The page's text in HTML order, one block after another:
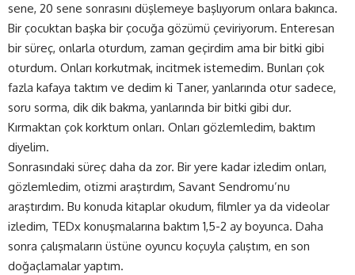
sene, 20 sene sonrasını düşlemeye başlıyorum onlara bakınca.
Bir çocuktan başka bir çocuğa gözümü çeviriyorum. Enteresan
bir süreç, onlarla oturdum, zaman geçirdim ama bir bitki gibi
oturdum. Onları korkutmak, incitmek istemedim. Bunları çok
fazla kafaya taktım ve dedim ki Taner, yanlarında otur sadece,
soru sorma, dik dik bakma, yanlarında bir bitki gibi dur.
Kırmaktan çok korktum onları. Onları gözlemledim, baktım
diyelim.
Sonrasındaki süreç daha da zor. Bir yere kadar izledim onları,
gözlemledim, otizmi araştırdım, Savant Sendromu’nu
araştırdım. Bu konuda kitaplar okudum, filmler ya da videolar
izledim, TEDx konuşmalarına baktım 1,5-2 ay boyunca. Daha
sonra çalışmaların üstüne oyuncu koçuyla çalıştım, en son
doğaçlamalar yaptım.